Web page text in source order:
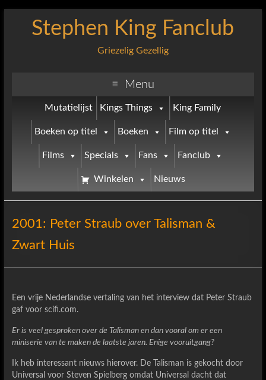
Stephen King Fanclub
Griezelig Gezellig
Menu
Mutatielijst Kings Things King Family
Boeken op titel Boeken Film op titel
Films Specials Fans Fanclub
Winkelen Nieuws
2001: Peter Straub over Talisman &
Zwart Huis
Een vrije Nederlandse vertaling van het interview dat Peter Straub
gaf voor scifi.com.
Er is veel gesproken over de Talisman en dan vooral om er een
miniserie van te maken de laatste jaren. Enige vooruitgang?
Ik heb interessant nieuws hierover. De Talisman is gekocht door
Universal voor Steven Spielberg omdat Universal dacht dat